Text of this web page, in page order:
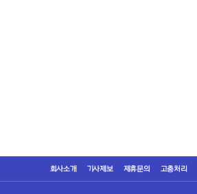
회사소개 기사제보 제휴문의 고충처리